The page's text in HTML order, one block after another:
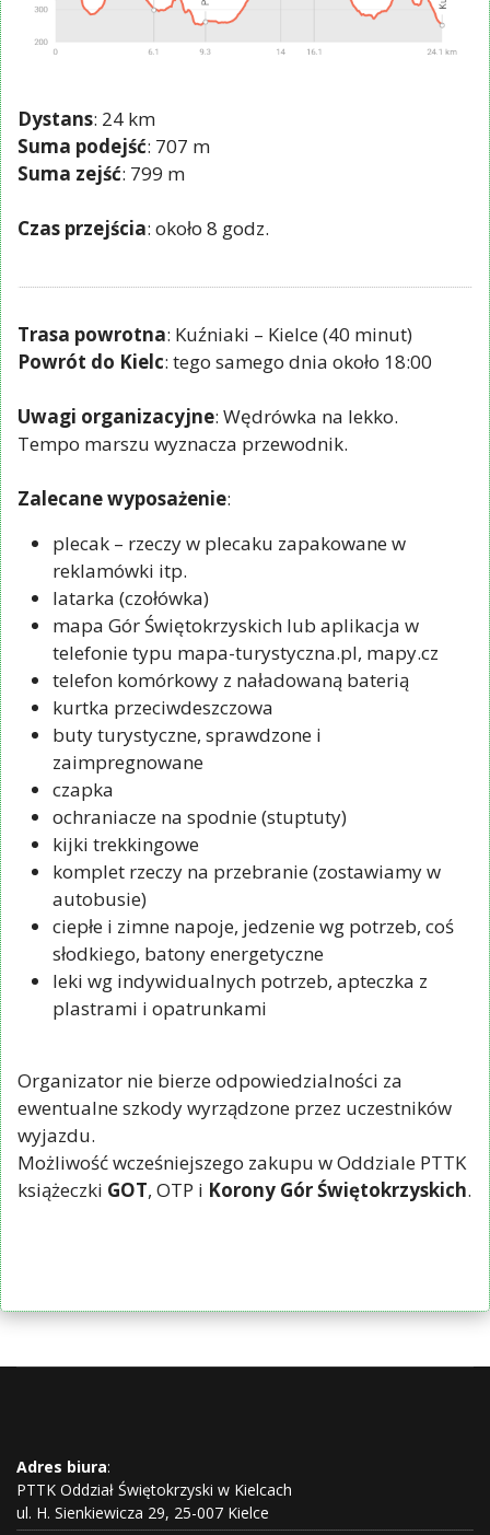
Dystans: 24 km
Suma podejść: 707 m
Suma zejść: 799 m
Czas przejścia: około 8 godz.
Trasa powrotna: Kuźniaki – Kielce (40 minut)
Powrót do Kielc: tego samego dnia około 18:00
Uwagi organizacyjne: Wędrówka na lekko.
Tempo marszu wyznacza przewodnik.
Zalecane wyposażenie:
plecak – rzeczy w plecaku zapakowane w
reklamówki itp.
latarka (czołówka)
mapa Gór Świętokrzyskich lub aplikacja w
telefonie typu mapa-turystyczna.pl, mapy.cz
telefon komórkowy z naładowaną baterią
kurtka przeciwdeszczowa
buty turystyczne, sprawdzone i
zaimpregnowane
czapka
ochraniacze na spodnie (stuptuty)
kijki trekkingowe
komplet rzeczy na przebranie (zostawiamy w
autobusie)
ciepłe i zimne napoje, jedzenie wg potrzeb, coś
słodkiego, batony energetyczne
leki wg indywidualnych potrzeb, apteczka z
plastrami i opatrunkami
Organizator nie bierze odpowiedzialności za
ewentualne szkody wyrządzone przez uczestników
wyjazdu.
Możliwość wcześniejszego zakupu w Oddziale PTTK
książeczki GOT, OTP i Korony Gór Świętokrzyskich.
Adres biura:
PTTK Oddział Świętokrzyski w Kielcach
ul. H. Sienkiewicza 29, 25-007 Kielce